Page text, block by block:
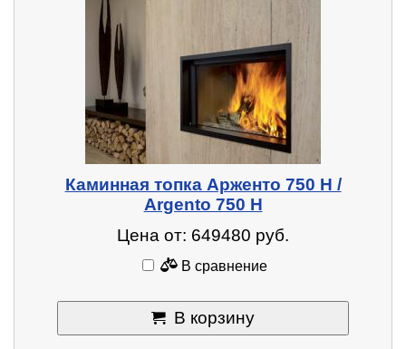
Каминная топка Арженто 750 H /
Argento 750 H
Цена от: 649480 руб.
В сравнение
В корзину